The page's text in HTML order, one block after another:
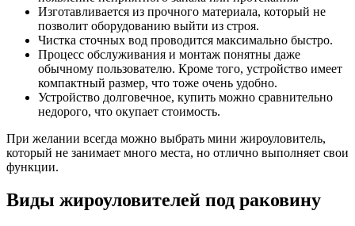
Изготавливается из прочного материала, который не
позволит оборудованию выйти из строя.
Чистка сточных вод проводится максимально быстро.
Процесс обслуживания и монтаж понятны даже
обычному пользователю. Кроме того, устройство имеет
компактный размер, что тоже очень удобно.
Устройство долговечное, купить можно сравнительно
недорого, что окупает стоимость.
При желании всегда можно выбрать мини жироуловитель,
который не занимает много места, но отлично выполняет свои
функции.
Виды жироуловителей под раковину